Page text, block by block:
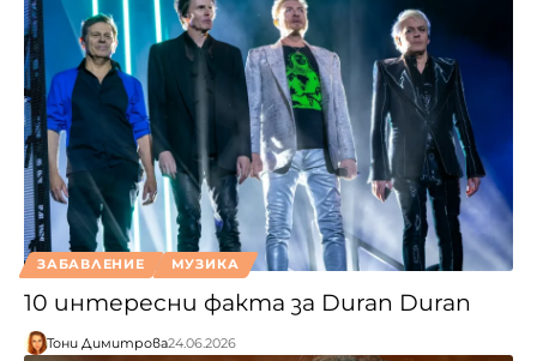
ЗАБАВЛЕНИЕ МУЗИКА
10 интересни факта за Duran Duran
Тони Димитрова24.06.2026